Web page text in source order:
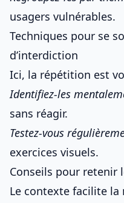
usagers vulnérables.
Techniques pour se
d’interdiction
Ici, la répétition est
Identifiez-les
sans réagir.
Testez-vous
exercices visuels.
Conseils pour retenir
Le contexte facilite la